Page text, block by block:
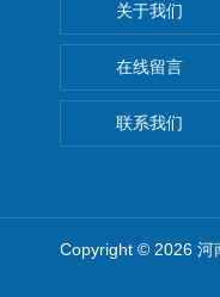
关于我们
在线留言
联系我们
Copyright © 2026 河